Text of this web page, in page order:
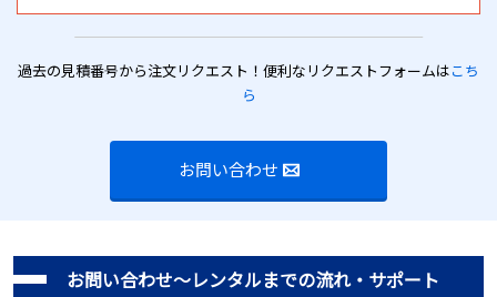
過去の見積番号から注文リクエスト！便利なリクエストフォームはこち
ら
お問い合わせ
お問い合わせ～レンタルまでの流れ・サポート